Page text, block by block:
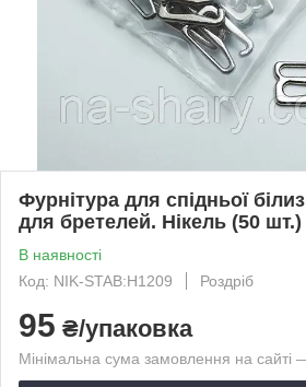
Фурнітура для спідньої
для бретелей. Нікель (50 шт.)
В наявності
Код: NIK-STAB:Н1209
Роздріб
95 ₴/упаковка
Мінімальна сума замовлення на сайті